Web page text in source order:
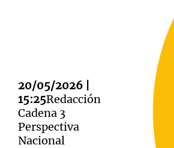
20/05/2026 |
15:25Redacción
Cadena 3
Perspectiva
Nacional
Notas
Editorial
Notas